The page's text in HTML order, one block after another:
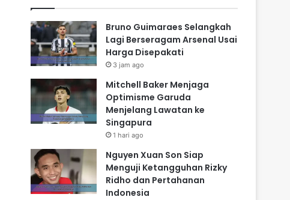
Bruno Guimaraes Selangkah
Lagi Berseragam Arsenal Usai
Harga Disepakati
3 jam ago
Mitchell Baker Menjaga
Optimisme Garuda
Menjelang Lawatan ke
Singapura
1 hari ago
Nguyen Xuan Son Siap
Menguji Ketangguhan Rizky
Ridho dan Pertahanan
Indonesia